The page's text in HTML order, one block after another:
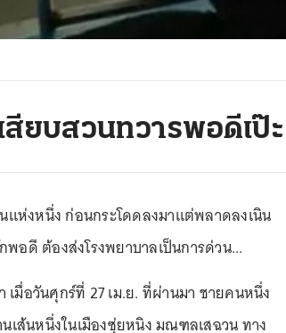
ยบสวนทวารพอดีเป๊ะ
ห่งหนึ่ง ก่อนกระโดดลงมาแต่พลาดลงเนิน
อดี ต้องส่งโรงพยาบาลเป็นการด่วน...
เมื่อวันศุกร์ที่ 27 เม.ย. ที่ผ่านมา ชายคนหนึ่ง
ส้นหนึ่งในเมืองซุ่ยหนิง มณฑลเสฉวน ทาง